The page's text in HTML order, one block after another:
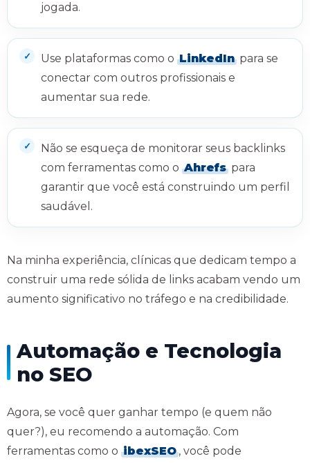
jogada.
Use plataformas como o LinkedIn para se
conectar com outros profissionais e
aumentar sua rede.
Não se esqueça de monitorar seus backlinks
com ferramentas como o Ahrefs para
garantir que você está construindo um perfil
saudável.
Na minha experiência, clínicas que dedicam tempo a
construir uma rede sólida de links acabam vendo um
aumento significativo no tráfego e na credibilidade.
Automação e Tecnologia
no SEO
Agora, se você quer ganhar tempo (e quem não
quer?), eu recomendo a automação. Com
ferramentas como o ibexSEO , você pode